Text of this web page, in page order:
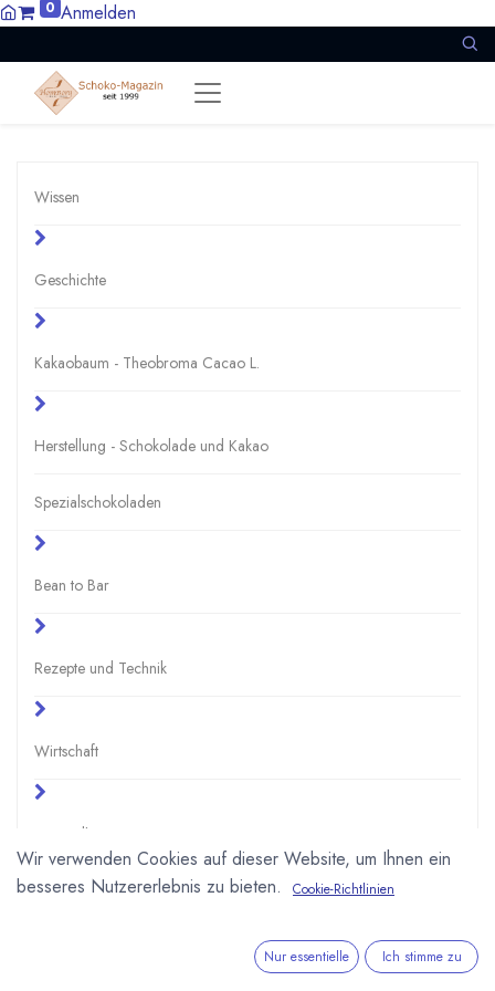
0 Anmelden
Wissen
Geschichte
Kakaobaum - Theobroma Cacao L.
Herstellung - Schokolade und Kakao
Spezialschokoladen
Bean to Bar
Rezepte und Technik
Wirtschaft
Gesundheit
Wir verwenden Cookies auf dieser Website, um Ihnen ein
besseres Nutzererlebnis zu bieten.
Cookie-Richtlinien
Nur essentielle Ich stimme zu